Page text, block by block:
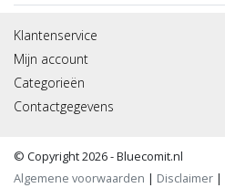
Klantenservice
Mijn account
Categorieën
Contactgegevens
© Copyright 2026 - Bluecomit.nl
Algemene voorwaarden | Disclaimer |